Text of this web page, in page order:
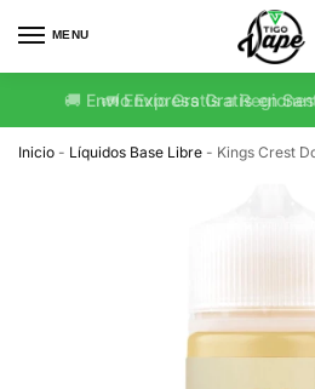
MENU
🚛 Envío Gratis a
Inicio - Líquidos Base Libre - Kings Crest